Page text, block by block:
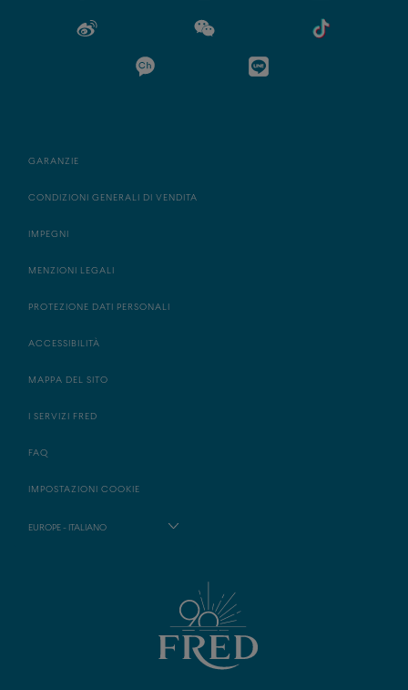
GARANZIE
CONDIZIONI GENERALI DI VENDITA
IMPEGNI
MENZIONI LEGALI
PROTEZIONE DATI PERSONALI
ACCESSIBILITÀ
MAPPA DEL SITO
I SERVIZI FRED
FAQ
IMPOSTAZIONI COOKIE
EUROPE - ITALIANO